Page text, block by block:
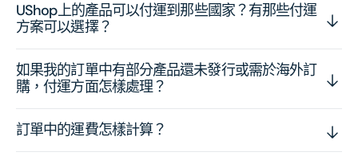
UShop上的產品可以付運到那些國家？有那些付運
方案可以選擇？
如果我的訂單中有部分產品還未發行或需於海外訂
購，付運方面怎樣處理？
訂單中的運費怎樣計算？